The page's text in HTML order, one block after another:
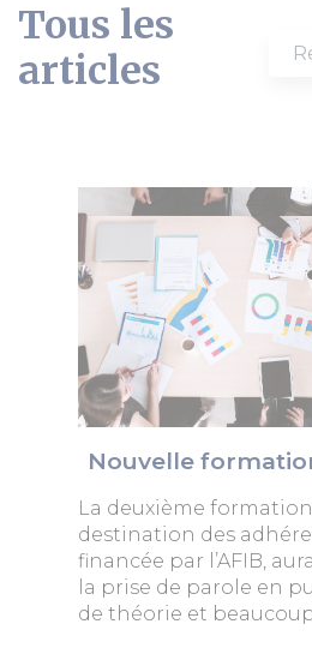
Tous les
articles
Nouvelle
La deuxième formation
destination des
financée par l’AFIB,
la prise de parole en
de théorie et